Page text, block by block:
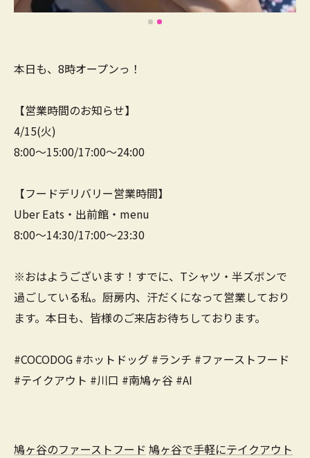
本日も、8時オープンっ！
【営業時間のお知らせ】
4/15(火)
8:00～15:00/17:00～24:00
【フードデリバリー営業時間】
Uber Eats・出前館・menu
8:00～14:30/17:00～23:30
※おはようございます！すでに、Tシャツ・半ズボンで
過ごしている私。厨房内、汗だくになって営業しており
ます。本日も、皆様のご来店お待ちしております。
#COCODOG #ホットドッグ #ランチ #ファーストフード
#テイクアウト #川口 #南鳩ヶ谷 #AI
鳩ヶ谷のファーストフード 鳩ヶ谷で手軽にテイクアウト